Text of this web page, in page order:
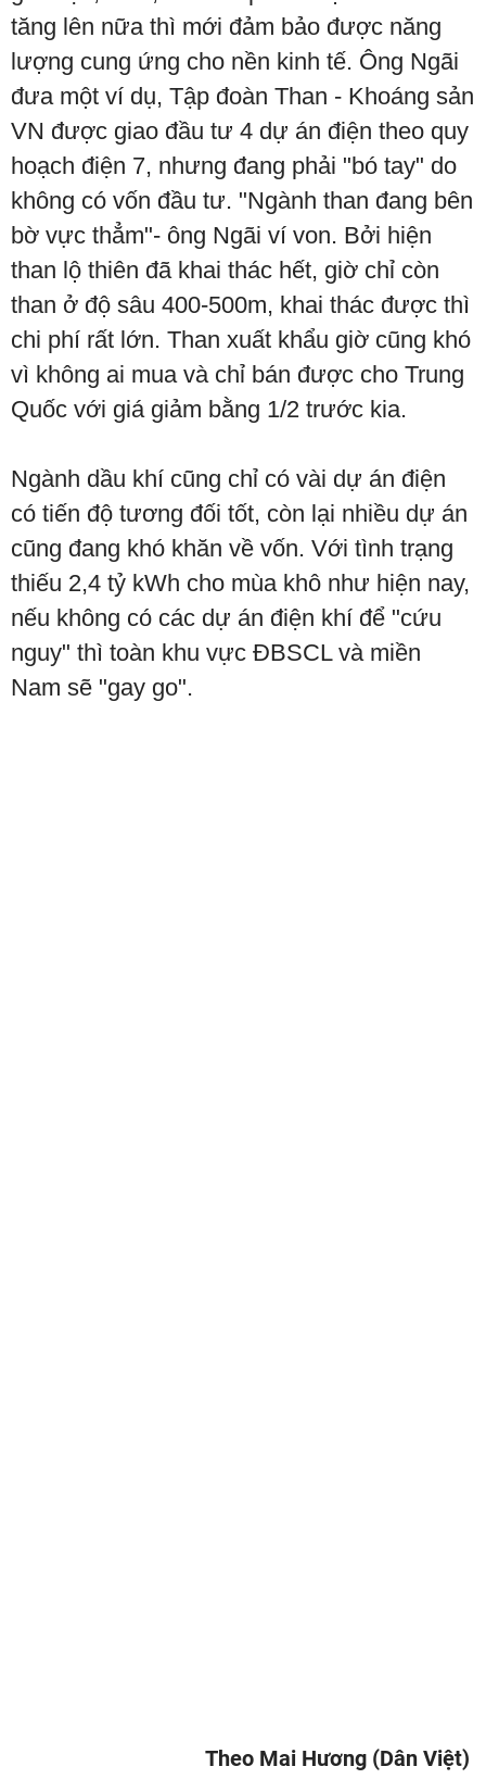
tăng lên nữa thì mới đảm bảo được năng
lượng cung ứng cho nền kinh tế. Ông Ngãi
đưa một ví dụ, Tập đoàn Than - Khoáng sản
VN được giao đầu tư 4 dự án điện theo quy
hoạch điện 7, nhưng đang phải "bó tay" do
không có vốn đầu tư. "Ngành than đang bên
bờ vực thẳm"- ông Ngãi ví von. Bởi hiện
than lộ thiên đã khai thác hết, giờ chỉ còn
than ở độ sâu 400-500m, khai thác được thì
chi phí rất lớn. Than xuất khẩu giờ cũng khó
vì không ai mua và chỉ bán được cho Trung
Quốc với giá giảm bằng 1/2 trước kia.
Ngành dầu khí cũng chỉ có vài dự án điện
có tiến độ tương đối tốt, còn lại nhiều dự án
cũng đang khó khăn về vốn. Với tình trạng
thiếu 2,4 tỷ kWh cho mùa khô như hiện nay,
nếu không có các dự án điện khí để "cứu
nguy" thì toàn khu vực ĐBSCL và miền
Nam sẽ "gay go".
Theo Mai Hương (Dân Việt)